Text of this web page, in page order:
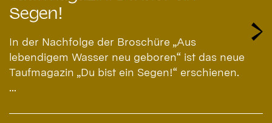
Segen!
In der Nachfolge der Broschüre „Aus
lebendigem Wasser neu geboren“ ist das neue
Taufmagazin „Du bist ein Segen!“ erschienen.
...